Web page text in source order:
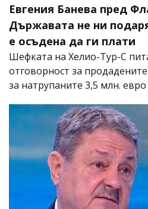
Евгения Банева пред
Държавата не ни
е осъдена да ги плати
Шефката на Хелио-Тур-С
отговорност за
за натрупаните 3,5 млн.